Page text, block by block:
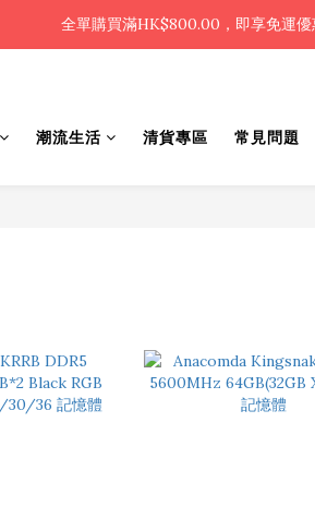
🎉凡使用銀行轉帳 / 轉數快付款，即
全單購買滿HK$800.00，即享免運優
潮流生活 清貨專區 常見問題